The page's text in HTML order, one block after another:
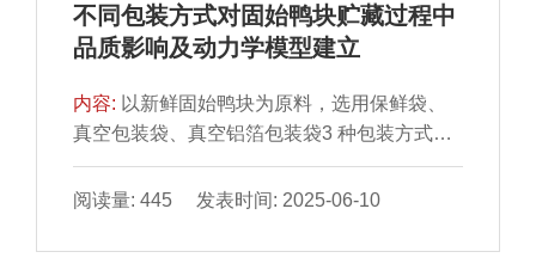
面疏水性和牛肉干微观结构得到明显改善。这
些变化揭示了超声波处理能有效破坏牛肉的肌
外，通过气相色谱-质谱联用技术鉴定出45 种
挥发性风味物质，包括11 种醇类、5 种醛类、
17 种烃类、5 种酮类、1 种酚类、2 种酯类、
1 种酸类、2 种醚类、1 种其他物质，超声波
不同包装方式对固始鸭块贮藏过程中
品质影响及动力学模型建立
内容: 以新鲜固始鸭块为原料，选用保鲜袋、
真空包装袋、真空铝箔包装袋3 种包装方式，
置于4 ℃条件下进行贮藏，通过每2 d对固始鸭
块贮藏过程中的质构特性、汁液流失率、硫代
substances，TBARS）值、过氧化值、pH值
阅读量: 445 发表时间: 2025-06-10